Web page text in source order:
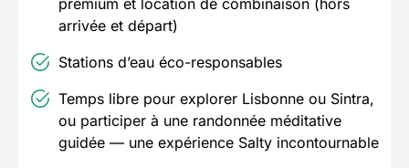
arrivée et départ)
Stations d’eau éco-responsables
Temps libre pour explorer Lisbonne ou Sintra,
ou participer à une randonnée méditative
guidée — une expérience Salty incontournable